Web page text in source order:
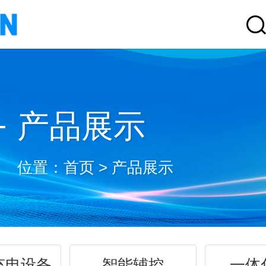
产品展示
位置： 首页 > 产品展示